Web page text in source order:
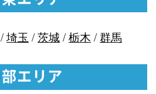
/埼玉 /茨城/栃木 /群馬
中部エリア